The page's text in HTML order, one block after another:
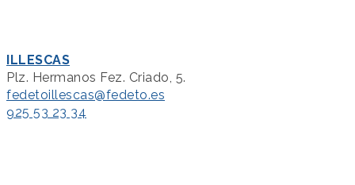
ILLESCAS
Plz. Hermanos Fez. Criado, 5.
fedetoillescas@fedeto.es
925 53 23 34